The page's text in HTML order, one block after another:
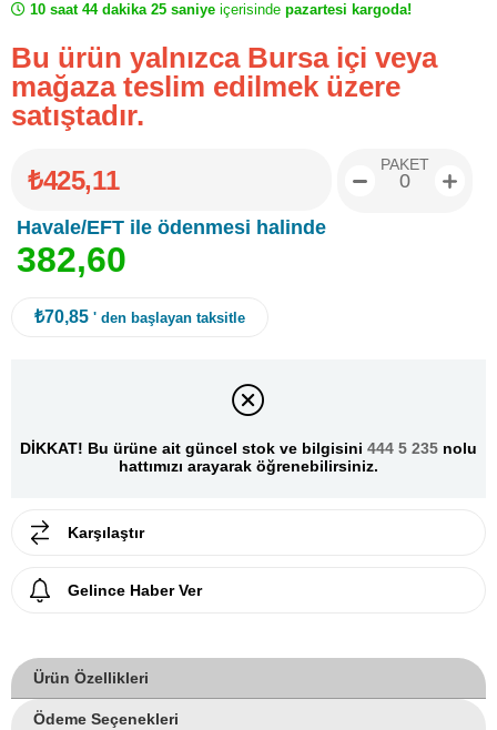
10 saat 44 dakika 25 saniye içerisinde pazartesi kargoda!
Bu ürün yalnızca Bursa içi veya
mağaza teslim edilmek üzere
satıştadır.
₺425,11
Havale/EFT ile ödenmesi halinde
382,60
PAKET
₺70,85 ' den başlayan taksitle
DİKKAT! Bu ürüne ait güncel stok ve bilgisini 444 5 235 nolu
hattımızı arayarak öğrenebilirsiniz.
Karşılaştır
Gelince Haber Ver
Ürün Özellikleri
Ödeme Seçenekleri